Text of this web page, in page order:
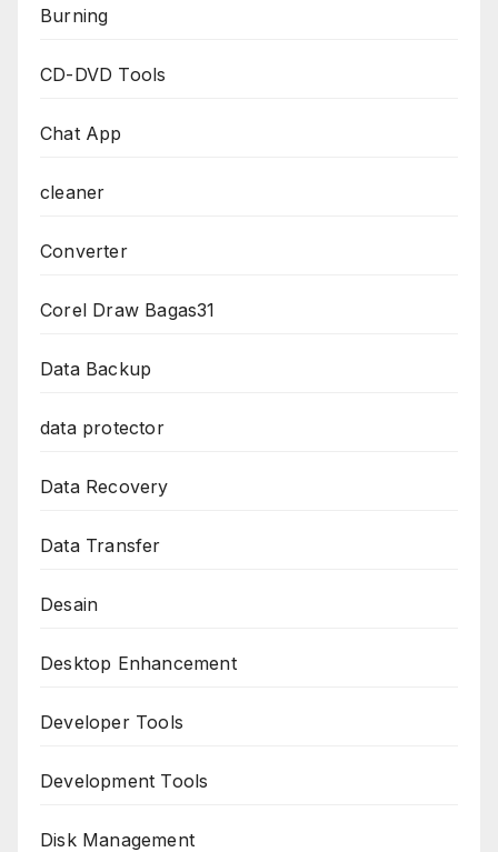
Burning
CD-DVD Tools
Chat App
cleaner
Converter
Corel Draw Bagas31
Data Backup
data protector
Data Recovery
Data Transfer
Desain
Desktop Enhancement
Developer Tools
Development Tools
Disk Management